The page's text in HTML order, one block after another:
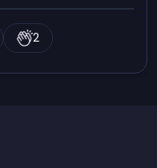
2